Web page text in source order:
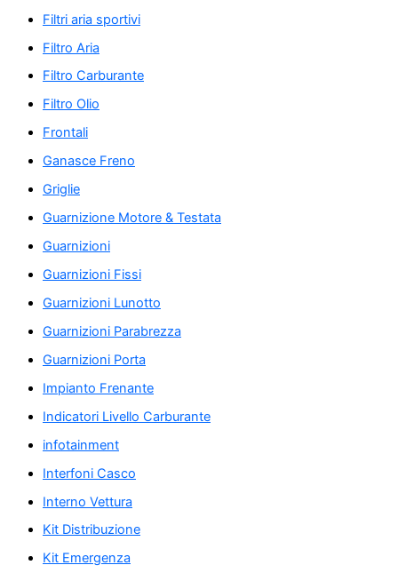
Filtri aria sportivi
Filtro Aria
Filtro Carburante
Filtro Olio
Frontali
Ganasce Freno
Griglie
Guarnizione Motore & Testata
Guarnizioni
Guarnizioni Fissi
Guarnizioni Lunotto
Guarnizioni Parabrezza
Guarnizioni Porta
Impianto Frenante
Indicatori Livello Carburante
infotainment
Interfoni Casco
Interno Vettura
Kit Distribuzione
Kit Emergenza